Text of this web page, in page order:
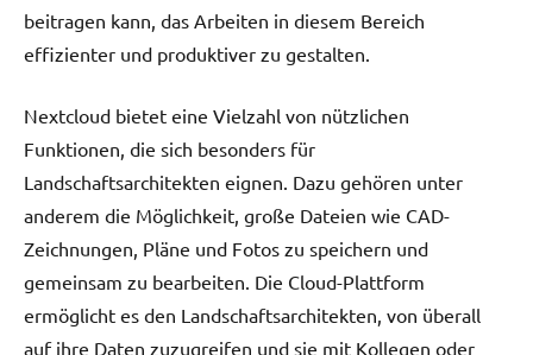
beitragen kann, das Arbeiten in diesem Bereich
effizienter und produktiver zu gestalten.
Nextcloud bietet eine Vielzahl von nützlichen
Funktionen, die sich besonders für
Landschaftsarchitekten eignen. Dazu gehören unter
anderem die Möglichkeit, große Dateien wie CAD-
Zeichnungen, Pläne und Fotos zu speichern und
gemeinsam zu bearbeiten. Die Cloud-Plattform
ermöglicht es den Landschaftsarchitekten, von überall
auf ihre Daten zuzugreifen und sie mit Kollegen oder